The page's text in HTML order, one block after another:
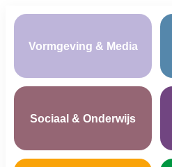
Vormgeving & Media
Sociaal & Onderwijs